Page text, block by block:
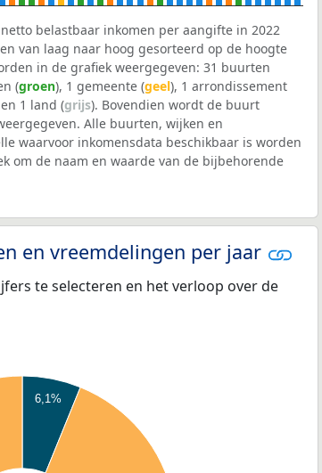
belastbaar inkomen per aangifte in 2022
van laag naar hoog gesorteerd op de hoogte
in de grafiek weergegeven: 31 buurten
(groen), 1 gemeente (geel), 1 arrondissement
1 land (grijs). Bovendien wordt de buurt
Alle buurten, wijken en
waarvoor inkomensdata beschikbaar is worden
om de naam en waarde van de bijbehorende
en vreemdelingen per jaar
te selecteren en het verloop over de
6,1%